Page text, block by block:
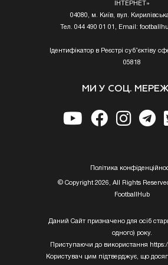
ІНТЕРНЕТ»
04080, м. Київ, вул.
Тел. 044 490 01 01, Email:
Ідентифікатор в Реєстрі суб’єктіву
05818
МИ У СОЦ.
Полiтика
© Copyright 2026, All Rights
FootballHub
Даний Сайт призначено для осіб
одного) року.
Приступаючи до використання
Користувач цим підтверджує, що досяг